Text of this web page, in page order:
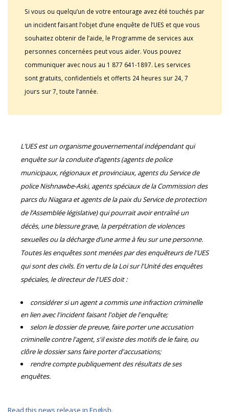
Si vous ou quelqu’un de votre entourage avez été touchés par
un incident faisant l’objet d’une enquête de l’UES et que vous
souhaitez obtenir de l’aide, le Programme de services aux
personnes concernées peut vous aider. Vous pouvez
communiquer avec nous au 1 877 641-1897. Les services
sont gratuits, confidentiels et offerts 24 heures sur 24, 7
jours sur 7, toute l’année.
L’UES est un organisme gouvernemental indépendant qui
enquête sur la conduite d’agents (agents de police
municipaux, régionaux et provinciaux, agents du Service de
police Nishnawbe-Aski, agents spéciaux de la Commission des
parcs du Niagara et agents de la paix du Service de protection
de l’Assemblée législative) qui pourrait avoir entraîné un
décès, une blessure grave, la perpétration de violences
sexuelles ou la décharge d’une arme à feu sur une personne.
Toutes les enquêtes sont menées par des enquêteurs de l'UES
qui sont des civils. En vertu de la Loi sur l'Unité des enquêtes
spéciales, le directeur de l'UES doit :
considérer si un agent a commis une infraction criminelle
en lien avec l'incident faisant l'objet de l'enquête;
selon le dossier de preuve, faire porter une accusation
criminelle contre l'agent, s'il existe des motifs de le faire, ou
clôre le dossier sans faire porter d'accusations;
rendre compte publiquement des résultats de ses
enquêtes.
Read this news release in English.